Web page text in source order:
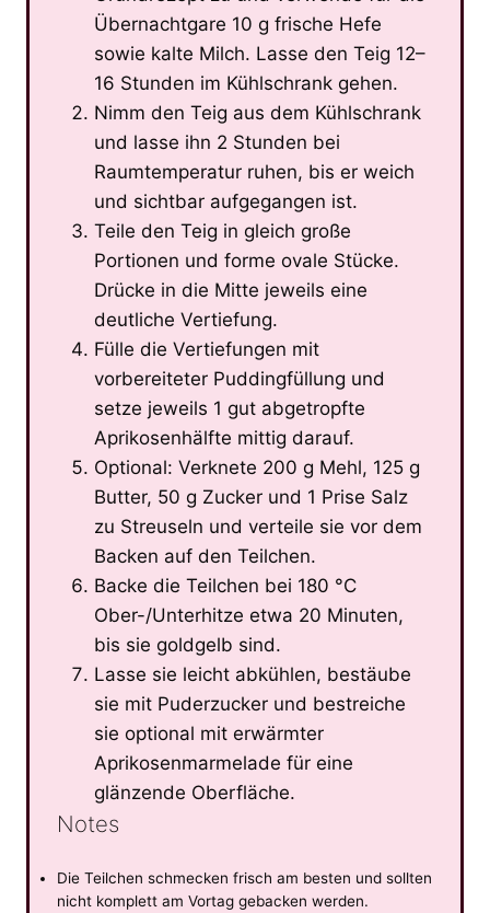
Übernachtgare 10 g frische Hefe
sowie kalte Milch. Lasse den Teig 12–
16 Stunden im Kühlschrank gehen.
Nimm den Teig aus dem Kühlschrank
und lasse ihn 2 Stunden bei
Raumtemperatur ruhen, bis er weich
und sichtbar aufgegangen ist.
Teile den Teig in gleich große
Portionen und forme ovale Stücke.
Drücke in die Mitte jeweils eine
deutliche Vertiefung.
Fülle die Vertiefungen mit
vorbereiteter Puddingfüllung und
setze jeweils 1 gut abgetropfte
Aprikosenhälfte mittig darauf.
Optional: Verknete 200 g Mehl, 125 g
Butter, 50 g Zucker und 1 Prise Salz
zu Streuseln und verteile sie vor dem
Backen auf den Teilchen.
Backe die Teilchen bei 180 °C
Ober-/Unterhitze etwa 20 Minuten,
bis sie goldgelb sind.
Lasse sie leicht abkühlen, bestäube
sie mit Puderzucker und bestreiche
sie optional mit erwärmter
Aprikosenmarmelade für eine
glänzende Oberfläche.
Notes
Die Teilchen schmecken frisch am besten und sollten
nicht komplett am Vortag gebacken werden.